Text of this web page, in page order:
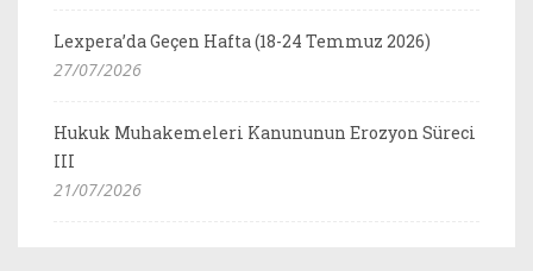
Lexpera’da Geçen Hafta (18-24 Temmuz 2026)
27/07/2026
Hukuk Muhakemeleri Kanununun Erozyon Süreci
III
21/07/2026